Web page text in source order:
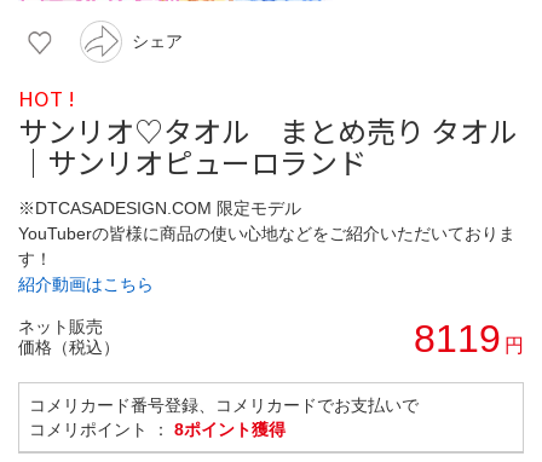
シェア
HOT !
サンリオ♡タオル まとめ売り タオル
｜サンリオピューロランド
※DTCASADESIGN.COM 限定モデル
YouTuberの皆様に商品の使い心地などをご紹介いただいておりま
す！
紹介動画はこちら
ネット販売
価格（税込）
8119 円
コメリカード番号登録、コメリカードでお支払いで
コメリポイント ： 8ポイント獲得